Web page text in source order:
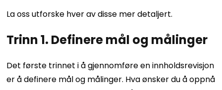
La oss utforske hver av disse mer detaljert.
Trinn 1. Definere mål og målinger
Det første trinnet i å gjennomføre en innholdsrevisjon
er å definere mål og målinger. Hva ønsker du å oppnå